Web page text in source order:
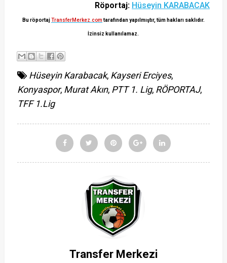
Röportaj: Hüseyin KARABACAK
Bu röportajTransferMerkez.com tarafından yapılmıştır, tüm hakları sakl ıdır.
İzinsiz kullanılamaz.
Hüseyin Karabacak, Kayseri Erciyes,
Konyaspor, Murat Akın, PTT 1. Lig, RÖPORTAJ,
TFF 1.Lig
Transfer Merkezi